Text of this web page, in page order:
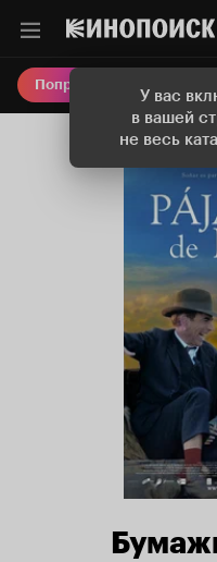
У вас
в вашей
не весь
Попробовать Плюс